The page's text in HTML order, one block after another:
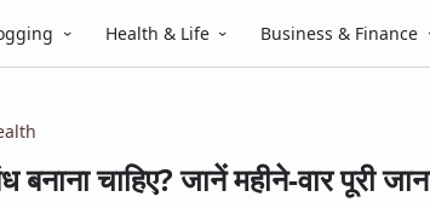
Health & Life Business & Finance
चाहिए? जानें महीने-वार पूरी